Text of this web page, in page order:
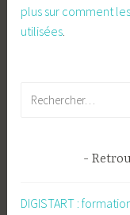
plus sur comment
utilisées
DIGISTART :